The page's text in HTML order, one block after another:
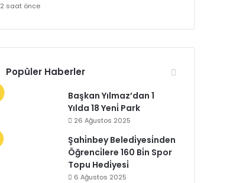
2 saat önce
Popüler Haberler
Başkan Yılmaz’dan 1
Yılda 18 Yeni̇ Park
26 Ağustos 2025
Şahi̇nbey Beledi̇yesi̇nden
Öğrenci̇lere 160 Bi̇n Spor
Topu Hedi̇yesi̇
6 Ağustos 2025